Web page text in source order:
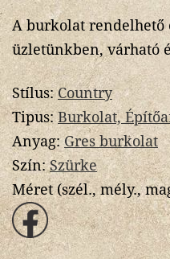
A burkolat rendelhető
üzletünkben, várható
Stílus:Country
Tipus:Burkolat,
Anyag:Gres burkolat
Szín:Szürke
Méret (szél., mély.,